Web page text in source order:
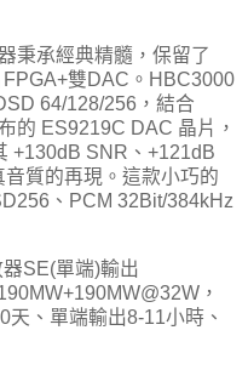
秉承經典精髓，保留了
雙DAC。HBC3000
64/128/256，結合
的 ES9219C DAC 晶片，
+130dB SNR、+121dB
質的再現。這款小巧的
、PCM 32Bit/384kHz
SE(單端)輸出
，
、單端輸出8-11小時、